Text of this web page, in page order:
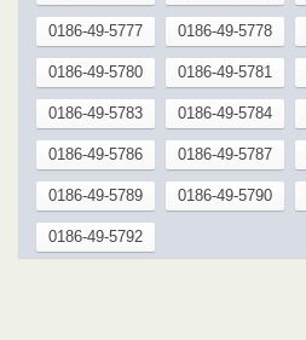
0186-49-5777 0186-49-5778
0186-49-5780 0186-49-5781
0186-49-5783 0186-49-5784
0186-49-5786 0186-49-5787
0186-49-5789 0186-49-5790
0186-49-5792